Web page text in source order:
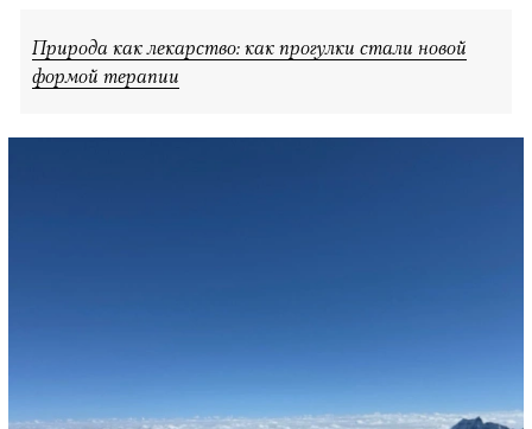
Природа как лекарство: как прогулки стали новой
формой терапии